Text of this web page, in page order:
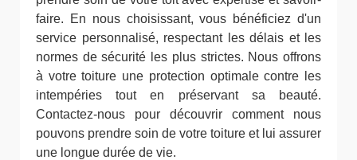
faire. En nous choisissant, vous bénéficiez d'un
service personnalisé, respectant les délais et les
normes de sécurité les plus strictes. Nous offrons
à votre toiture une protection optimale contre les
intempéries tout en préservant sa beauté.
Contactez-nous pour découvrir comment nous
pouvons prendre soin de votre toiture et lui assurer
une longue durée de vie.